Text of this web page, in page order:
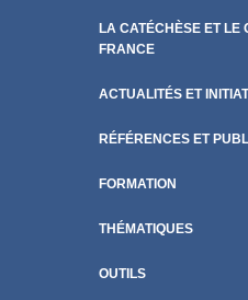
LA CATÉCHÈSE ET LE
FRANCE
ACTUALITÉS ET
RÉFÉRENCES ET
FORMATION
THÉMATIQUES
OUTILS